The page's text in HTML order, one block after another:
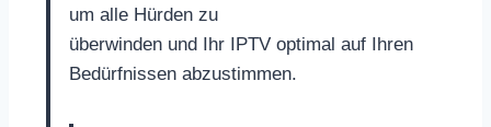
um alle Hürden zu
überwinden und Ihr IPTV optimal auf Ihren
Bedürfnissen abzustimmen.